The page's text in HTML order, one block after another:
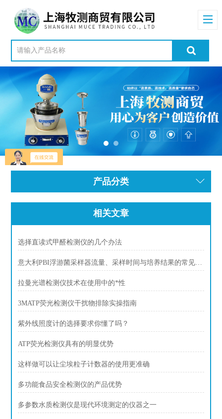
产品分类
相关文章
选择直读式甲醛检测仪的几个办法
意大利PBI浮游菌采样器流量、采样时间与培养结果的常见疑问
拉曼光谱检测仪技术在使用中的*性
3MATP荧光检测仪干扰物排除实操指南
紫外线照度计的选择要求你懂了吗？
ATP荧光检测仪具有的明显优势
这样做可以让尘埃粒子计数器的使用更准确
多功能食品安全检测仪的产品优势
多参数水质检测仪是现代环境测定的仪器之一